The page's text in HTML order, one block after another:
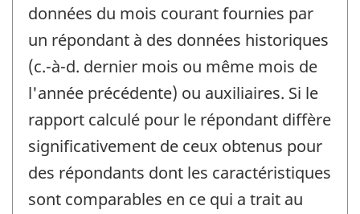
données du mois courant fournies par
un répondant à des données historiques
(c.-à-d. dernier mois ou même mois de
l'année précédente) ou auxiliaires. Si le
rapport calculé pour le répondant diffère
significativement de ceux obtenus pour
des répondants dont les caractéristiques
sont comparables en ce qui a trait au